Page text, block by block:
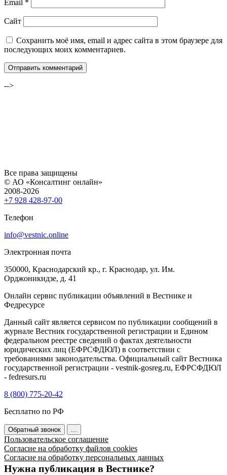
Email *
Сайт
Сохранить моё имя, email и адрес сайта в этом браузере для
последующих моих комментариев.
-->
Все права защищены
© АО «Консалтинг онлайн»
2008-2026
+7 928 428-97-00
Телефон
info@vestnic.online
Электронная почта
350000, Краснодарский кр., г. Краснодар, ул. Им.
Орджоникидзе, д. 41
Онлайн сервис публикации объявлений в Вестнике и
Федресурсе
Данный сайт является сервисом по публикации сообщений в
журнале Вестник государственной регистрации и Едином
федеральном реестре сведений о фактах деятельности
юридических лиц (ЕФРСФДЮЛ) в соответствии с
требованиями законодательства. Официальный сайт Вестника
государственной регистрации - vestnik-gosreg.ru, ЕФРСФДЮЛ
- fedresurs.ru
8 (800) 775-20-42
Бесплатно по РФ
Обратный звонок ...
Пользовательское соглашение
Согласие на обработку файлов cookies
Согласие на обработку персональных данных
Нужна публикация в Вестнике?